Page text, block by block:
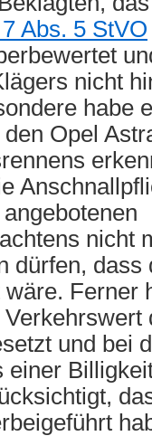
Abs. 5 StVO
nicht
habe
Opel
nicht
dürfen, dass
Ferner
und bei
einer